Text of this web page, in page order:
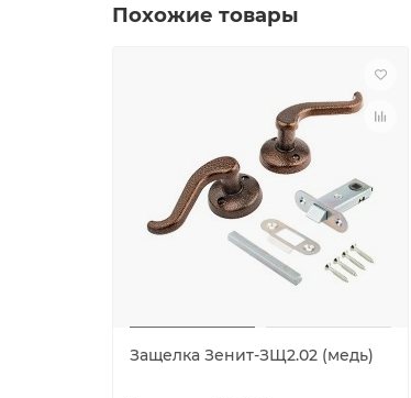
Похожие товары
Защелка Зенит-ЗЩ2.02 (медь)